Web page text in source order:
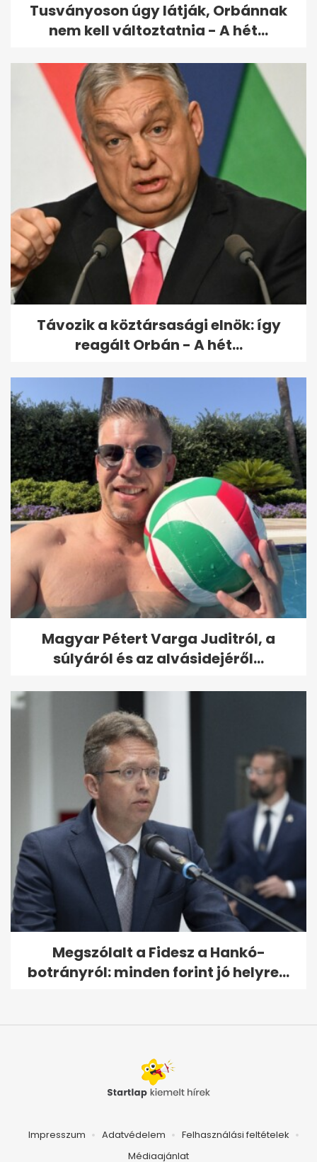
Tusványoson úgy látják, Orbánnak
nem kell változtatnia - A hét...
Távozik a köztársasági elnök: így
reagált Orbán - A hét...
Magyar Pétert Varga Juditról, a
súlyáról és az alvásidejéről...
Megszólalt a Fidesz a Hankó-
botrányról: minden forint jó helyre...
Impresszum Adatvédelem
Felhasználási feltételek
Médiaajánlat